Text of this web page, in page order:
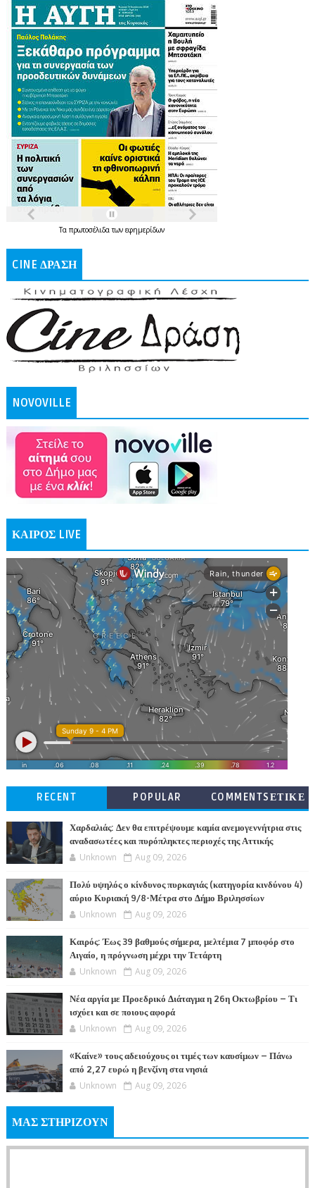
Τα πρωτοσέλιδατων εφημερίδων
CINE ΔΡΑΣΗ
NOVOVILLE
ΚΑΙΡΟΣ LIVE
RECENT POPULAR
COMMENTSΕΤΙΚΕ
Χαρδαλιάς: Δεν θα επιτρέψουμε καμία ανεμογεννήτρια στις
αναδασωτέες και πυρόπληκτες περιοχές της Αττικής
Unknown Aug 09, 2026
Πολύ υψηλός ο κίνδυνος πυρκαγιάς (κατηγορία κινδύνου 4)
αύριο Κυριακή 9/8-Μέτρα στο Δήμο Βριλησσίων
Unknown Aug 09, 2026
Καιρός: Έως 39 βαθμούς σήμερα, μελτέμια 7 μποφόρ στο
Αιγαίο, η πρόγνωση μέχρι την Τετάρτη
Unknown Aug 09, 2026
Νέα αργία με Προεδρικό Διάταγμα η 26η Οκτωβρίου – Τι
ισχύει και σε ποιους αφορά
Unknown Aug 09, 2026
«Καίνε» τους αδειούχους οι τιμές των καυσίμων – Πάνω
από 2,27 ευρώ η βενζίνη στα νησιά
Unknown Aug 09, 2026
ΜΑΣ ΣΤΗΡΙΖΟΥΝ